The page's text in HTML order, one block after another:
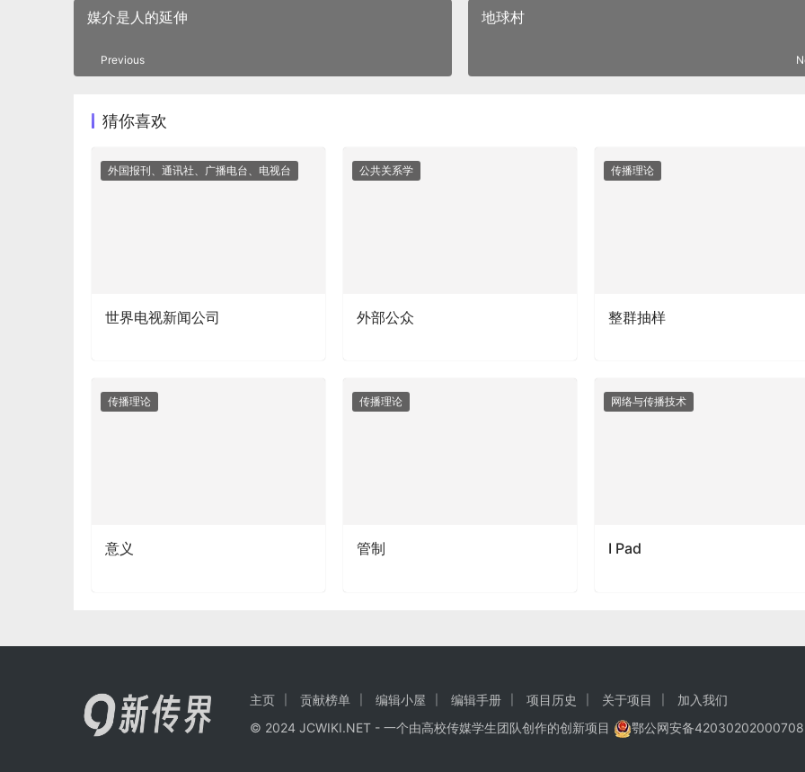
媒介是人的延伸
Previous
地球村
猜你喜欢
外国报刊、通讯社、广播电台、电视台
世界电视新闻公司
公共关系学
外部公众
传播理论
整群抽样
传播理论
意义
传播理论
管制
网络与传播技术
I Pad
主页 贡献榜单 编辑小屋 编辑手册 项目历史 关于项目
加入我们
© 2024 JCWIKI.NET - 一个由高校传媒学生团队创作的创新项目 鄂公网安备42030202000708